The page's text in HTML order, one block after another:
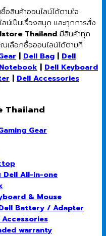
สินค้าออนไลน์ได้ตามใจ
น์เป็นเรื่องสนุก และทุกการสั่ง
Thailand มีสินค้าทุก
เลือกซื้อออนไลน์ได้ตามที่
| Dell Bag | Dell
| Dell Keyboard
| Dell Accessories
Thailand
Gear
Dell All-in-one
& Mouse
Battery / Adapter
warranty